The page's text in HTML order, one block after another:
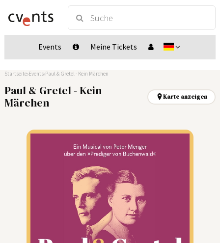
Events Meine Tickets
Startseite Events Paul & Gretel - Kein Märchen
Paul & Gretel - Kein
Märchen
Karte anzeigen